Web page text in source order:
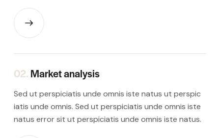
02. Market analysis
Sed ut perspiciatis unde omnis iste natus ut perspic
iatis unde omnis. Sed ut perspiciatis unde omnis iste
natus error sit ut perspiciatis unde omnis iste natus.